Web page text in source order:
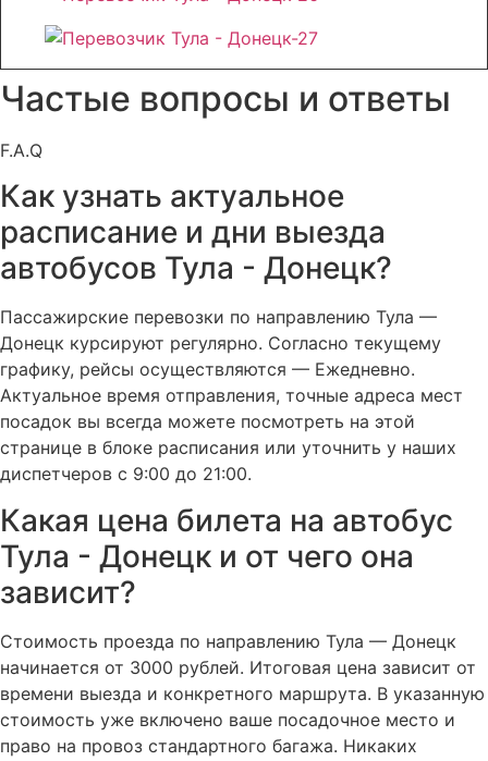
Частые вопросы и ответы
F.A.Q
Как узнать актуальное
расписание и дни выезда
автобусов Тула - Донецк?
Пассажирские перевозки по направлению Тула —
Донецк курсируют регулярно. Согласно текущему
графику, рейсы осуществляются — Ежедневно.
Актуальное время отправления, точные адреса мест
посадок вы всегда можете посмотреть на этой
странице в блоке расписания или уточнить у наших
диспетчеров с 9:00 до 21:00.
Какая цена билета на автобус
Тула - Донецк и от чего она
зависит?
Стоимость проезда по направлению Тула — Донецк
начинается от 3000 рублей. Итоговая цена зависит от
времени выезда и конкретного маршрута. В указанную
стоимость уже включено ваше посадочное место и
право на провоз стандартного багажа. Никаких